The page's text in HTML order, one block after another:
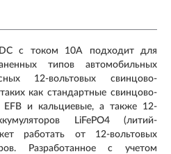
DC c током 10А подходит для
типов автомобильных
12-вольтовых свинцово-
как стандартные свинцово-
EFB и кальциевые, а также 12-
LiFePO4 (литий-
работать от 12-вольтовых
Разработанное с учетом